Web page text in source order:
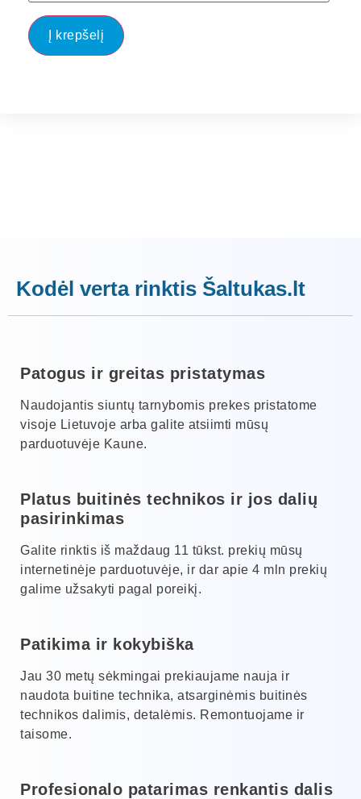
Į krepšelį
Kodėl verta rinktis Šaltukas.lt
Patogus ir greitas pristatymas
Naudojantis siuntų tarnybomis prekes pristatome
visoje Lietuvoje arba galite atsiimti mūsų
parduotuvėje Kaune.
Platus buitinės technikos ir jos dalių
pasirinkimas
Galite rinktis iš maždaug 11 tūkst. prekių mūsų
internetinėje parduotuvėje, ir dar apie 4 mln prekių
galime užsakyti pagal poreikį.
Patikima ir kokybiška
Jau 30 metų sėkmingai prekiaujame nauja ir
naudota buitine technika, atsarginėmis buitinės
technikos dalimis, detalėmis. Remontuojame ir
taisome.
Profesionalo patarimas renkantis dalis